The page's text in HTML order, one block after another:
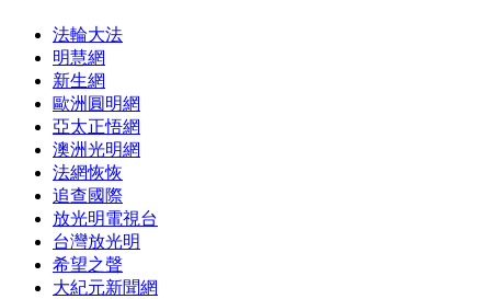
法輪大法
明慧網
新生網
歐洲圓明網
亞太正悟網
澳洲光明網
法網恢恢
追查國際
放光明電視台
台灣放光明
希望之聲
大紀元新聞網